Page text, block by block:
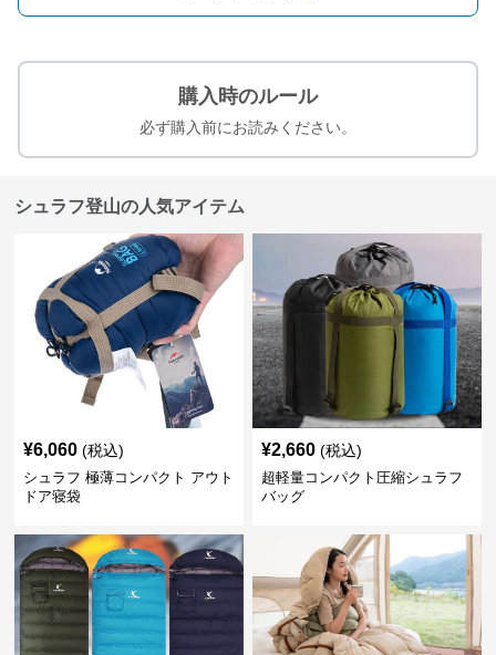
購入時のルール
必ず購入前にお読みください。
シュラフ登山の人気アイテム
¥6,060 (税込)
シュラフ 極薄コンパクト アウト
ドア寝袋
¥2,660 (税込)
超軽量コンパクト圧縮シュラフ
バッグ